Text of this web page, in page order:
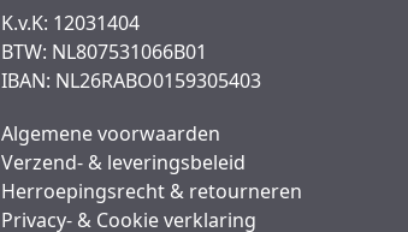
K.v.K: 12031404
BTW: NL807531066B01
IBAN: NL26RABO0159305403
Algemene voorwaarden
Verzend- & leveringsbeleid
Herroepingsrecht & retourneren
Privacy- & Cookie verklaring